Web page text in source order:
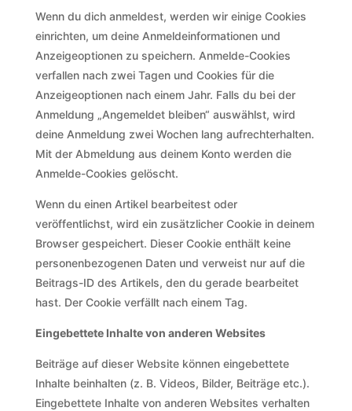
Wenn du dich anmeldest, werden wir einige Cookies
einrichten, um deine Anmeldeinformationen und
Anzeigeoptionen zu speichern. Anmelde-Cookies
verfallen nach zwei Tagen und Cookies für die
Anzeigeoptionen nach einem Jahr. Falls du bei der
Anmeldung „Angemeldet bleiben“ auswählst, wird
deine Anmeldung zwei Wochen lang aufrechterhalten.
Mit der Abmeldung aus deinem Konto werden die
Anmelde-Cookies gelöscht.
Wenn du einen Artikel bearbeitest oder
veröffentlichst, wird ein zusätzlicher Cookie in deinem
Browser gespeichert. Dieser Cookie enthält keine
personenbezogenen Daten und verweist nur auf die
Beitrags-ID des Artikels, den du gerade bearbeitet
hast. Der Cookie verfällt nach einem Tag.
Eingebettete Inhalte von anderen Websites
Beiträge auf dieser Website können eingebettete
Inhalte beinhalten (z. B. Videos, Bilder, Beiträge etc.).
Eingebettete Inhalte von anderen Websites verhalten